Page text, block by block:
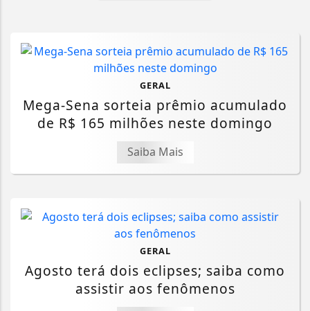
GERAL
Mega-Sena sorteia prêmio acumulado
de R$ 165 milhões neste domingo
Saiba Mais
GERAL
Agosto terá dois eclipses; saiba como
assistir aos fenômenos